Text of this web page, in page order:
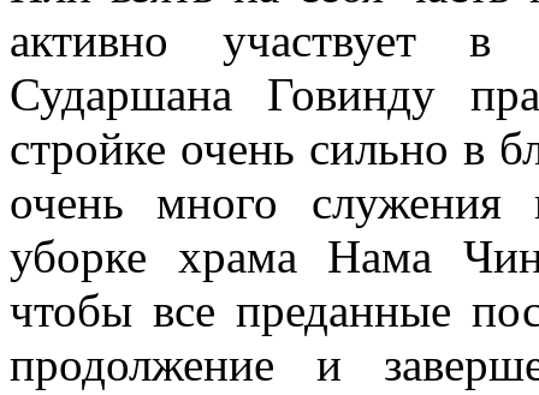
активно участвует в
Сударшана Говинду
стройке очень сильно в
очень много
уборке храма Нама
чтобы все преданные
продолжение и